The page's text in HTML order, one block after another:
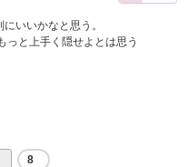
いいかなと思う。
っと上手く隠せよとは思う
8